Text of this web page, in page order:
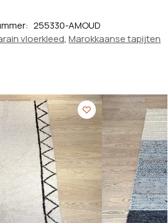
255330-AMOUD
vloerkleed, Marokkaanse tapijten